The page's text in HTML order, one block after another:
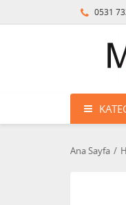
0531
Ana Sayfa